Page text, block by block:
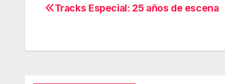
Navegación
entradas
Tracks Especial: 25 años de escena